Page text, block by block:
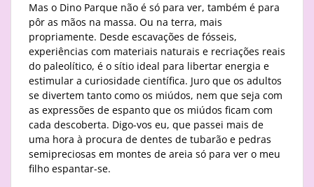
Mas o Dino Parque não é só para ver, também é para
pôr as mãos na massa. Ou na terra, mais
propriamente. Desde escavações de fósseis,
experiências com materiais naturais e recriações reais
do paleolítico, é o sítio ideal para libertar energia e
estimular a curiosidade científica. Juro que os adultos
se divertem tanto como os miúdos, nem que seja com
as expressões de espanto que os miúdos ficam com
cada descoberta. Digo-vos eu, que passei mais de
uma hora à procura de dentes de tubarão e pedras
semipreciosas em montes de areia só para ver o meu
filho espantar-se.